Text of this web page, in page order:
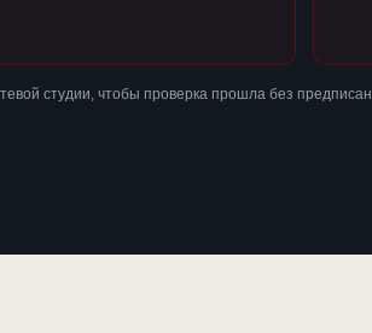
студии, чтобы проверка прошла без